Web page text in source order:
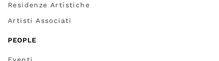
Residenze Artistiche
Artisti Associati
PEOPLE
Eventi